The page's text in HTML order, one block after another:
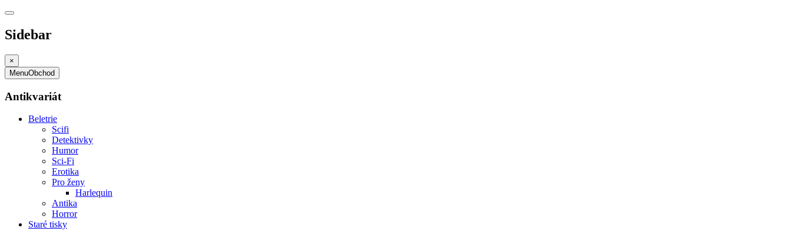
Sidebar
×
MenuObchod
Antikvariát
Beletrie
Scifi
Detektivky
Humor
Sci-Fi
Erotika
Pro ženy
Harlequin
Antika
Horror
Staré tisky